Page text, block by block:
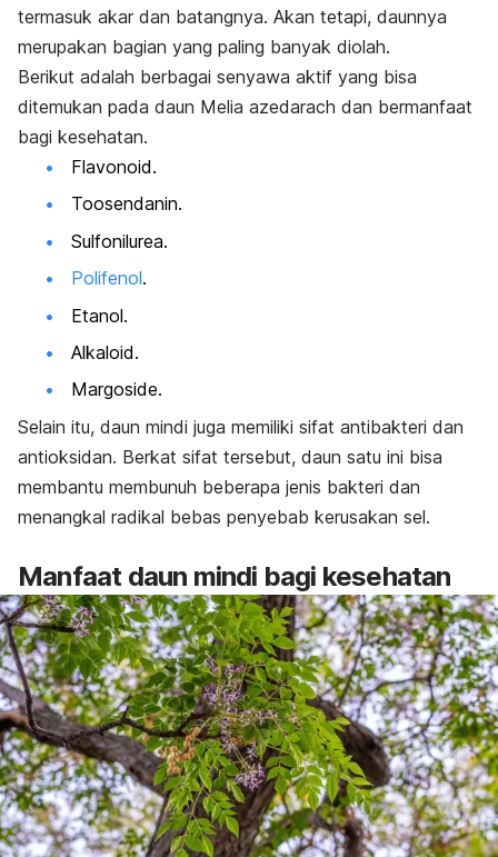
termasuk akar dan batangnya. Akan tetapi, daunnya
merupakan bagian yang paling banyak diolah.
Berikut adalah berbagai senyawa aktif yang bisa
ditemukan pada daun Melia azedarach dan bermanfaat
bagi kesehatan.
Flavonoid.
Toosendanin.
Sulfonilurea.
Polifenol.
Etanol.
Alkaloid.
Margoside.
Selain itu, daun mindi juga memiliki sifat antibakteri dan
antioksidan. Berkat sifat tersebut, daun satu ini bisa
membantu membunuh beberapa jenis bakteri dan
menangkal radikal bebas penyebab kerusakan sel.
Manfaat daun mindi bagi kesehatan